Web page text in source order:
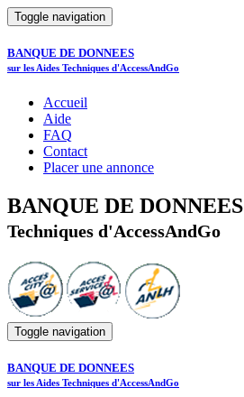
Toggle navigation
BANQUE DE DONNEES
sur les Aides Techniques d'AccessAndGo
Accueil
Aide
FAQ
Contact
Placer une annonce
BANQUE DE DONNEES
Techniques d'AccessAndGo
Toggle navigation
BANQUE DE DONNEES
sur les Aides Techniques d'AccessAndGo